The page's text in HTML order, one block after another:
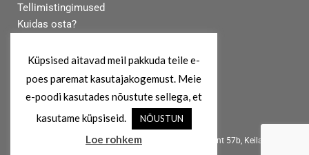
Tellimistingimused
Kuidas osta?
Tarneinfo
MEIST
info@koertekeskus.ee
Koertekeskus, Rõõmu Kaubamaja, Haapsalu mnt 57b, Keila, 76607
Küpsised aitavad meil pakkuda teile e-
poes paremat kasutajakogemust. Meie
e-poodi kasutades nõustute sellega, et
kasutame küpsiseid.
NÕUSTUN
Loe rohkem